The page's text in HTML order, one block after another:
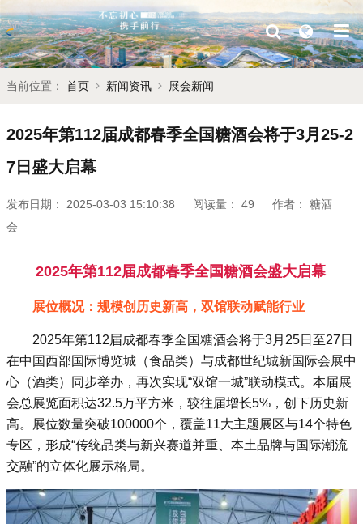
当前位置： 首页 新闻资讯 展会新闻
2025年第112届成都春季全国糖酒会将于3月25-2
7日盛大启幕
发布日期： 2025-03-03 15:10:38 阅读量： 49 作者：
糖酒
会
2025年第112届成都春季全国糖酒会盛大启幕
展位概况：规模创历史新高，双馆联动赋能行业
2025年第112届成都春季全国糖酒会将于3月25日至27日
在中国西部国际博览城（食品类）与成都世纪城新国际会展中
心（酒类）同步举办，再次实现“双馆一城”联动模式‌。本届展
会总展览面积达32.5万平方米，较往届增长5%，创下历史新
高。展位数量突破100000个，覆盖11大主题展区与14个特色
专区，形成“传统品类与新兴赛道并重、本土品牌与国际潮流
交融”的立体化展示格局‌。